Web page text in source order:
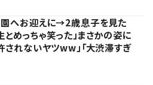
へお迎えに→2歳息子を見た
めっちゃ笑った」まさかの姿に
されないヤツww」「大渋滞すぎ